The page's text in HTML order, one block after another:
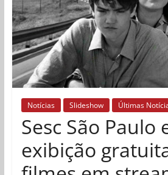
Notícias Slideshow Últimas
Sesc São Paulo
exibição